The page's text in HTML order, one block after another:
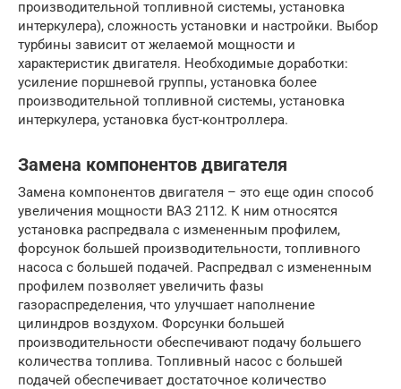
производительной топливной системы, установка
интеркулера), сложность установки и настройки. Выбор
турбины зависит от желаемой мощности и
характеристик двигателя. Необходимые доработки:
усиление поршневой группы, установка более
производительной топливной системы, установка
интеркулера, установка буст-контроллера.
Замена компонентов двигателя
Замена компонентов двигателя – это еще один способ
увеличения мощности ВАЗ 2112. К ним относятся
установка распредвала с измененным профилем,
форсунок большей производительности, топливного
насоса с большей подачей. Распредвал с измененным
профилем позволяет увеличить фазы
газораспределения, что улучшает наполнение
цилиндров воздухом. Форсунки большей
производительности обеспечивают подачу большего
количества топлива. Топливный насос с большей
подачей обеспечивает достаточное количество